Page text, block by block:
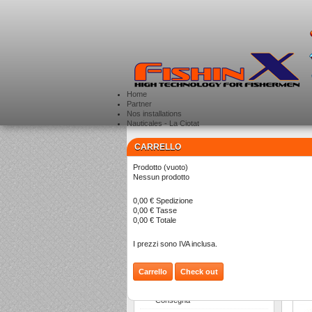
Home
Partner
Nos installations
Nauticales - La Ciotat
CARRELLO
Prodotto (vuoto)
Nessun prodotto
0,00 € Spedizione
0,00 € Tasse
0,00 € Totale
I prezzi sono IVA inclusa.
Carrello Check out
CATEGORIE
INFORMAZIONI
Consegna
>